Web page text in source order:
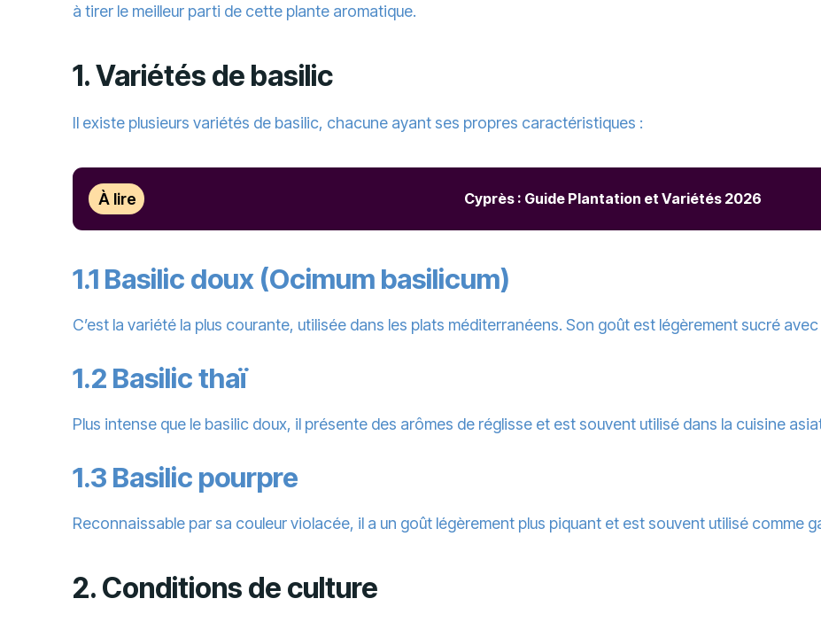
à tirer le meilleur parti de cette plante aromatique.
1. Variétés de basilic
Il existe plusieurs variétés de basilic, chacune ayant ses propres caractéristiques :
À lire Cyprès : Guide Plantation et Variétés 2026
1.1 Basilic doux (Ocimum basilicum)
C’est la variété la plus courante, utilisée dans les plats méditerranéens. Son goût est légèrement sucré
1.2 Basilic thaï
Plus intense que le basilic doux, il présente des arômes de réglisse et est souvent utilisé dans la cuisine
1.3 Basilic pourpre
Reconnaissable par sa couleur violacée, il a un goût légèrement plus piquant et est souvent utilisé comme
2. Conditions de culture